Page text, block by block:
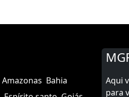
Amazonas Bahia
Aqui
para